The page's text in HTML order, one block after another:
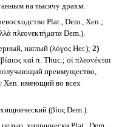
на тысячу драхм.
Plat., Dem., Xen.;
πλεονεκτήματα Dem.).
наглый (λόγος Her.); 2)
καὶ π. Thuc.; οἱ πλεονέκται
преимущество,
Xen. имеющий во всех
(βίος Dem.).